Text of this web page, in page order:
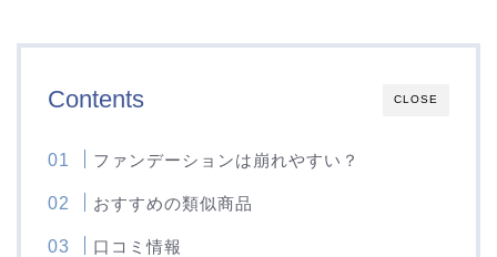
CLOSE
Contents
ファンデーションは崩れやすい？
おすすめの類似商品
口コミ情報